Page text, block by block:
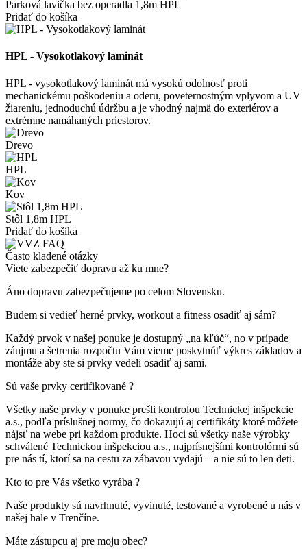
Parková lavička bez operadla 1,8m HPL
Pridať do košíka
HPL - Vysokotlakový laminát
HPL - vysokotlakový laminát má vysokú odolnosť proti
mechanickému poškodeniu a oderu, poveternostným vplyvom a UV
žiareniu, jednoduchú údržbu a je vhodný najmä do exteriérov a
extrémne namáhaných priestorov.
Drevo
HPL
Kov
Stôl 1,8m HPL
Pridať do košíka
Často kladené otázky
Viete zabezpečiť dopravu až ku mne?
Áno dopravu zabezpečujeme po celom Slovensku.
Budem si vedieť herné prvky, workout a fitness osadiť aj sám?
Každý prvok v našej ponuke je dostupný „na kľúč“, no v prípade
záujmu a šetrenia rozpočtu Vám vieme poskytnúť výkres základov a
montáže aby ste si prvky vedeli osadiť aj sami.
Sú vaše prvky certifikované ?
Všetky naše prvky v ponuke prešli kontrolou Technickej inšpekcie
a.s., podľa príslušnej normy, čo dokazujú aj certifikáty ktoré môžete
nájsť na webe pri každom produkte. Hoci sú všetky naše výrobky
schválené Technickou inšpekciou a.s., najprísnejšími kontrolórmi sú
pre nás tí, ktorí sa na cestu za zábavou vydajú – a nie sú to len deti.
Kto to pre Vás všetko vyrába ?
Naše produkty sú navrhnuté, vyvinuté, testované a vyrobené u nás v
našej hale v Trenčíne.
Máte zástupcu aj pre moju obec?